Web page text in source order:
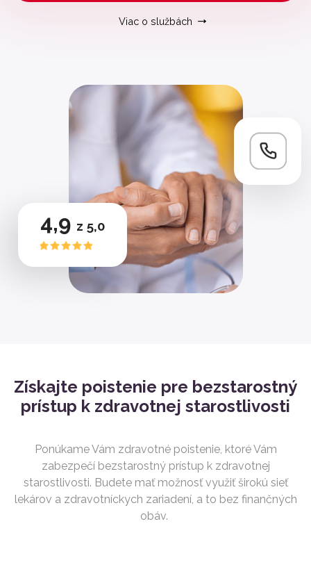
Viac o službách
4,9 z 5,0
Získajte poistenie pre bezstarostný
prístup k zdravotnej starostlivosti
Ponúkame Vám zdravotné poistenie, ktoré Vám
zabezpečí bezstarostný prístup k zdravotnej
starostlivosti. Budete maťmožnosť využiť širokú sieť
lekárov a zdravotníckych zariadení, a to bez finančných
obáv.